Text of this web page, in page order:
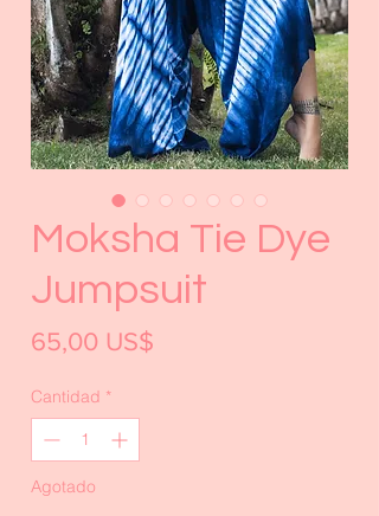
Moksha Tie Dye
Jumpsuit
65,00 US$
Cantidad *
Agotado